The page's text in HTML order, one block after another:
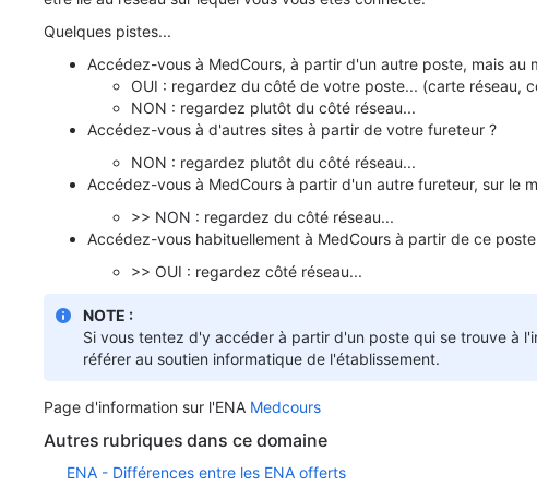
Quelques pistes...
Accédez-vous à MedCours, à partir d'un autre poste, mais au
OUI : regardez du côté de votre poste... (carte réseau,
NON : regardez plutôt du côté réseau...
Accédez-vous à d'autres sites à partir de votre fureteur ?
NON : regardez plutôt du côté réseau...
Accédez-vous à MedCours à partir d'un autre fureteur, sur le
>> NON : regardez du côté réseau...
Accédez-vous habituellement à MedCours à partir de ce
>> OUI : regardez côté réseau...
NOTE :
Si vous tentez d'y accéder à partir d'un poste qui se trouve à
référer au soutien informatique de l'établissement.
Page d'information sur l'ENA Medcours
Autres rubriques dans ce domaine
ENA - Différences entre les ENA offerts